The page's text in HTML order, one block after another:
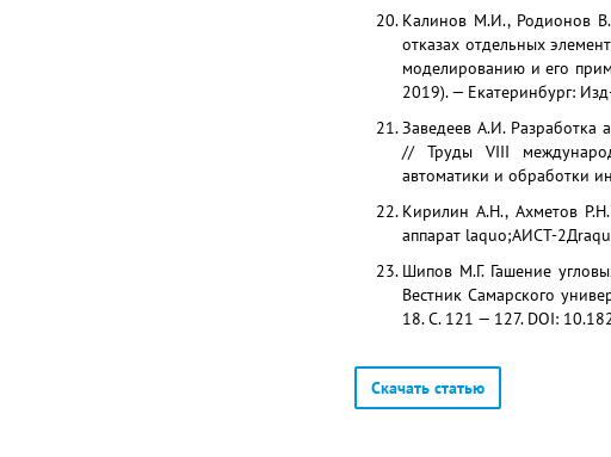
Калинов М.И., Родионов
отказах отдельных
моделированию и его
2019). — Екатеринбург:
Заведеев А.И. Разработка
// Труды VIII
автоматики и обработки
Кирилин А.Н., Ахметов
аппарат laquo;АИСТ-
Шипов М.Г. Гашение
Вестник Самарского
18. С. 121 — 127. DOI:
Скачать статью